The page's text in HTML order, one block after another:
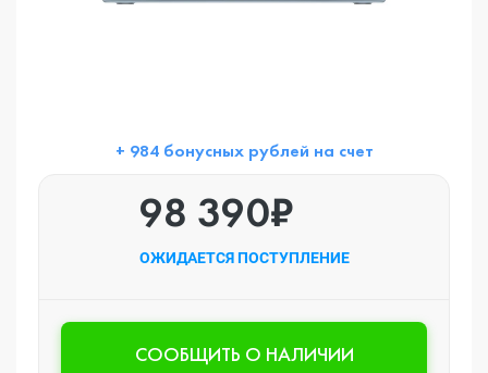
+ 984 бонусных рублей на счет
98 390₽
ОЖИДАЕТСЯ ПОСТУПЛЕНИЕ
CООБЩИТЬ О НАЛИЧИИ